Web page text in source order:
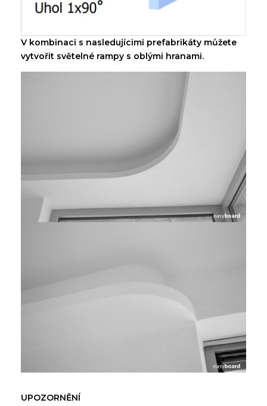
V kombinaci s nasledujícimi prefabrikáty můžete
vytvořit světelné rampy s oblými hranami.
UPOZORNĚNÍ